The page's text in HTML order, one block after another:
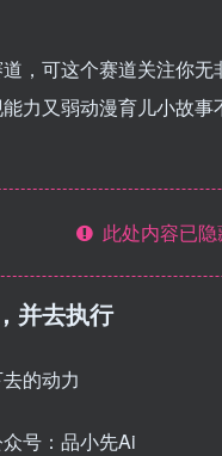
，可这个赛道关注你
力又弱动漫育儿小故
此处内容已
并去执行
的动力
号：品小先Ai